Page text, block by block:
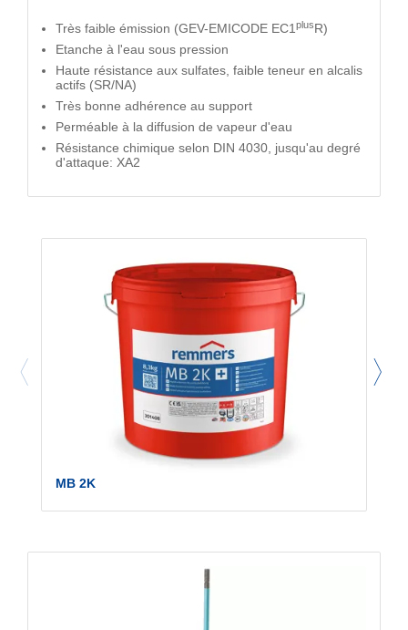
Très faible émission (GEV-EMICODE EC1 plusR)
Etanche à l'eau sous pression
Haute résistance aux sulfates, faible teneur en alcalis
actifs (SR/NA)
Très bonne adhérence au support
Perméable à la diffusion de vapeur d'eau
Résistance chimique selon DIN 4030, jusqu'au degré
d'attaque: XA2
MB 2K